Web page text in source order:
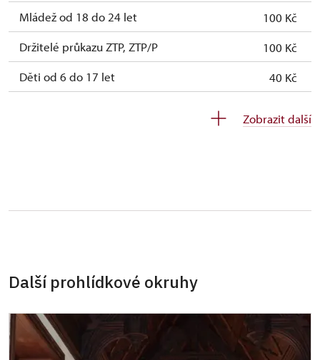
Mládež od 18 do 24 let
100 Kč
Držitelé průkazu ZTP, ZTP/P
100 Kč
Děti od 6 do 17 let
40 Kč
Průvodce organizované skupiny (1 osoba
zdarma
Průkaz ICOMOS *
Celoroční volné vstupenky vydané NPÚ
zdarma
Jednorázové vstupenky vydané NPÚ
zdarma
Zobrazit další
Další prohlídkové okruhy